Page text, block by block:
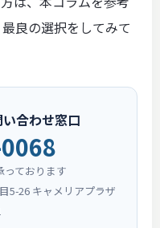
良の選択をしてみて
合わせ窓口
っております
5-26 キャメリアプラザ